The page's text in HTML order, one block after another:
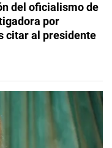
del oficialismo de
por
citar al presidente